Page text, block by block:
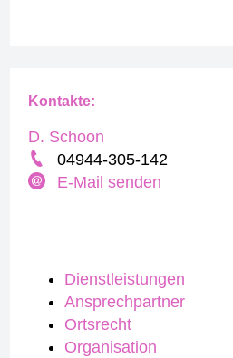
Dienstleistungen
Ansprechpartner
Ortsrecht
Organisation
Kontakte:
D. Schoon
04944-305-142
E-Mail senden